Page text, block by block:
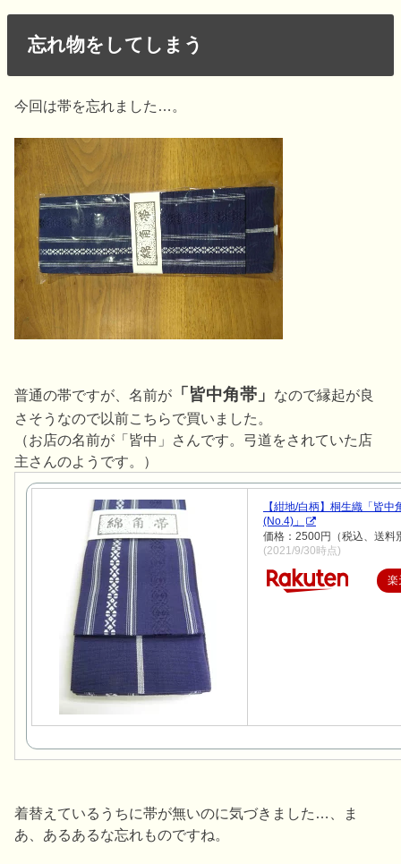
忘れ物をしてしまう
今回は帯を忘れました…。
普通の帯ですが、名前が 「皆中角帯」
なので縁起が良
さそうなので以前こちらで買いました。
（お店の名前が「皆中」さんです。弓道をされていた店
主さんのようです。）
【紺地/白柄】桐生織「皆中
(No.4)」
価格：2500円（税込、送料
(2021/9/30時点)
楽
着替えているうちに帯が無いのに気づきました…、ま
あ、あるあるな忘れものですね。